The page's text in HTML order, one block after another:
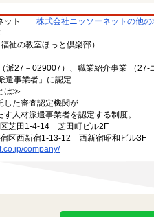
ット
株式会社ニッソーネットの他の
祉の教室ほっと倶楽部）
派27－029007）、職業紹介事業 （27-
遣事業者」に認定
は≫
た審査認定機関が
人材派遣事業者を認定する制度。
区芝田1-4-14 芝田町ビル2F
宿区西新宿1-13-12 西新宿昭和ビル3F
company/